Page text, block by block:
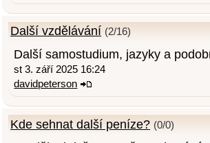
Další vzdělávání (2/16)
Další samostudium, jazyky a
st 3. září 2025 16:24
davidpeterson
Kde sehnat další peníze? (0/0)